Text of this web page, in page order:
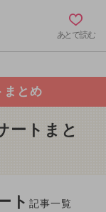
あとで読む
まとめ
ートまと
ト記事一覧